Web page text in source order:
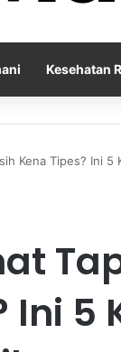
Kesehatan
Kena Tipes? Ini 5
Ini 5